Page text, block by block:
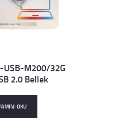
USB-M200/32G
2.0 Bellek
OKU